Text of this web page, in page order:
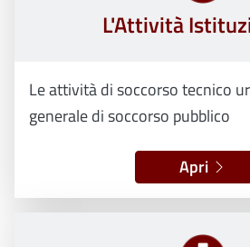
L'Attività
Le attività di soccorso tecnico
generale di soccorso pubblico
Apri